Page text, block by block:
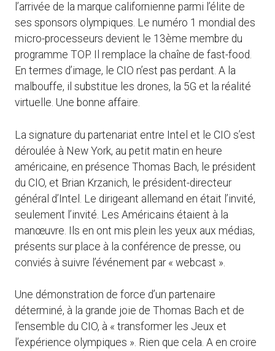
l’arrivée de la marque californienne parmi l’élite de
ses sponsors olympiques. Le numéro 1 mondial des
micro-processeurs devient le 13ème membre du
programme TOP. Il remplace la chaîne de fast-food.
En termes d’image, le CIO n’est pas perdant. A la
malbouffe, il substitue les drones, la 5G et la réalité
virtuelle. Une bonne affaire.
La signature du partenariat entre Intel et le CIO s’est
déroulée à New York, au petit matin en heure
américaine, en présence Thomas Bach, le président
du CIO, et Brian Krzanich, le président-directeur
général d’Intel. Le dirigeant allemand en était l’invité,
seulement l’invité. Les Américains étaient à la
manœuvre. Ils en ont mis plein les yeux aux médias,
présents sur place à la conférence de presse, ou
conviés à suivre l’événement par « webcast ».
Une démonstration de force d’un partenaire
déterminé, à la grande joie de Thomas Bach et de
l’ensemble du CIO, à « transformer les Jeux et
l’expérience olympiques ». Rien que cela. A en croire